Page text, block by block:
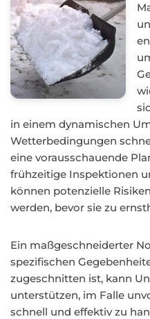
in einem dynamischen
Wetterbedingungen
eine vorausschauende
frühzeitige Inspektionen
können potenzielle
werden, bevor sie zu
Ein maßgeschneiderter
spezifischen
zugeschnitten ist, kann
unterstützen, im Falle
schnell und effektiv zu